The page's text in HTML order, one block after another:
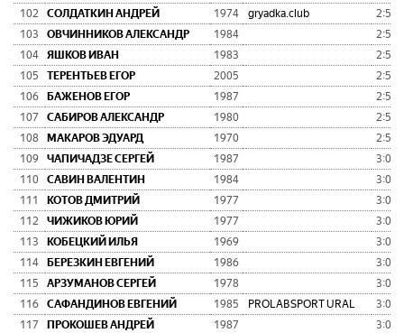
102
СОЛДАТКИН АНДРЕЙ 1974 gryadka.club
103
ОВЧИННИКОВ АЛЕКСАНДР 1984
104
ЯШКОВ ИВАН 1983
105
ТЕРЕНТЬЕВ ЕГОР 2005
106
БАЖЕНОВ ЕГОР 1987
107
САБИРОВ АЛЕКСАНДР 1980
108
МАКАРОВ ЭДУАРД 1970
109
ЧАПИЧАДЗЕ СЕРГЕЙ 1987
110
САВИН ВАЛЕНТИН 1984
111
КОТОВ ДМИТРИЙ 1977
112
ЧИЖИКОВ ЮРИЙ 1977
113
КОБЕЦКИЙ ИЛЬЯ 1969
114
БЕРЕЗКИН ЕВГЕНИЙ 1986
115
АРЗУМАНОВ СЕРГЕЙ 1978
116
САФАНДИНОВ ЕВГЕНИЙ 1985 PROLABSPORT URAL
117
ПРОКОШЕВ АНДРЕЙ 1987